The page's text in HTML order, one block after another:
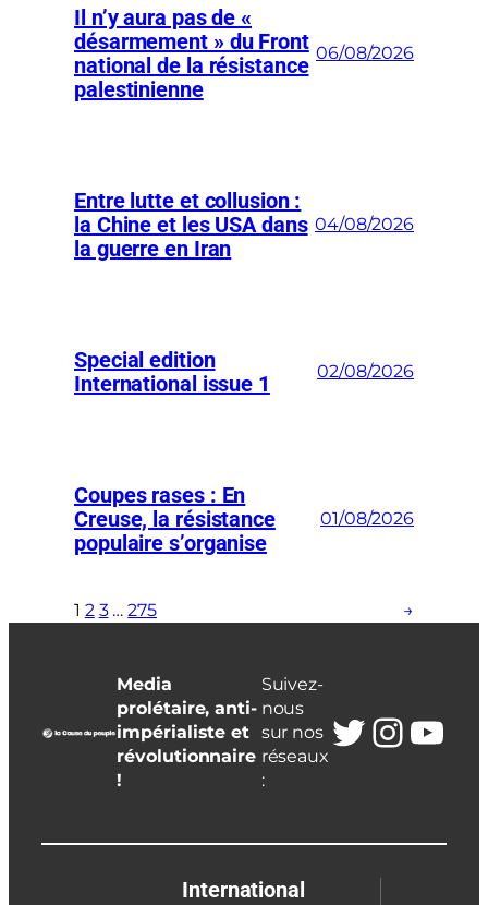
Il n’y aura pas de «
désarmement » du Front
national de la résistance
palestinienne
06/08/2026
Entre lutte et collusion :
la Chine et les USA dans
la guerre en Iran
04/08/2026
Special edition
International issue 1
02/08/2026
Coupes rases : En
Creuse, la résistance
populaire s’organise
01/08/2026
1 2 3 … 275 →
Media
prolétaire, anti-
impérialiste et
révolutionnaire
!
Suivez-
nous
sur nos
réseaux
:
Twitter
International